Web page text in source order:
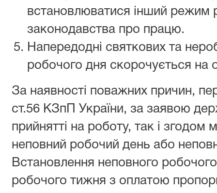
встановлюватися інший режим
законодавства про працю.
Напередодні святкових та
робочого дня скорочується на
За наявності поважних причин,
ст.56 КЗпП України, за заявою
прийнятті на роботу, так і
неповний робочий день або
Встановлення неповного
робочого тижня з оплатою